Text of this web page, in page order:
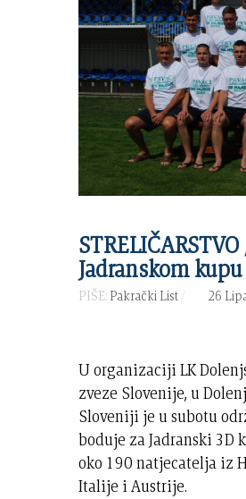
Jadranskom kupu
PIŠE: Pakrački List 26
U organizaciji LK
zveze Slovenije, u
Sloveniji je u subotu
boduje za Jadranski 3D
oko 190 natjecatelja iz
Italije i Austrije.